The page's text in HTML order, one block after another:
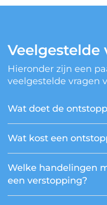
Veelgestelde
Hieronder zijn een
veelgestelde vragen
Wat doet de
Wat kost een
Welke handelingen
een verstopping?